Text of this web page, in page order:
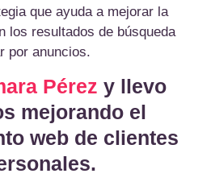
que ayuda a mejorar la
los resultados de búsqueda
por anuncios.
Pérez y llevo
mejorando el
web de clientes